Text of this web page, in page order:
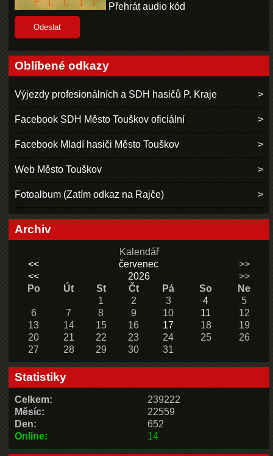
Přehrát audio kód
Oblíbené odkazy
Výjezdy profesionálních a SDH hasičů P. Kraje
Facebook SDH Město Touškov oficiální
Facebook Mladí hasiči Město Touškov
Web Město Touškov
Fotoalbum (Zatím odkaz na Rajče)
Archiv
Kalendář
<<
červenec
>>
<<
2026
>>
Po
Út St Čt Pá So
Ne
1
2 3 4
5
6
7 8 9 10 11
12
13
14 15 16 17 18
19
20
21 22 23 24 25
26
27
28 29 30 31
Statistiky
Online: 14
Celkem:
239222
Měsíc:
22559
Den:
652